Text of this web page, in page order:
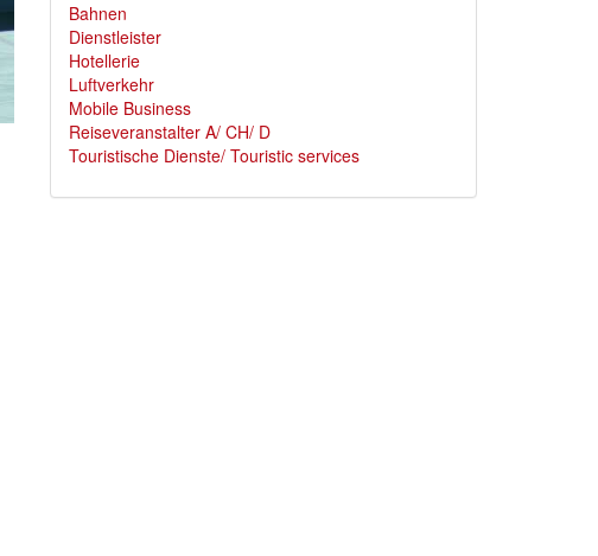
Bahnen
Dienstleister
Hotellerie
Luftverkehr
Mobile Business
Reiseveranstalter A/ CH/ D
Touristische Dienste/ Touristic services